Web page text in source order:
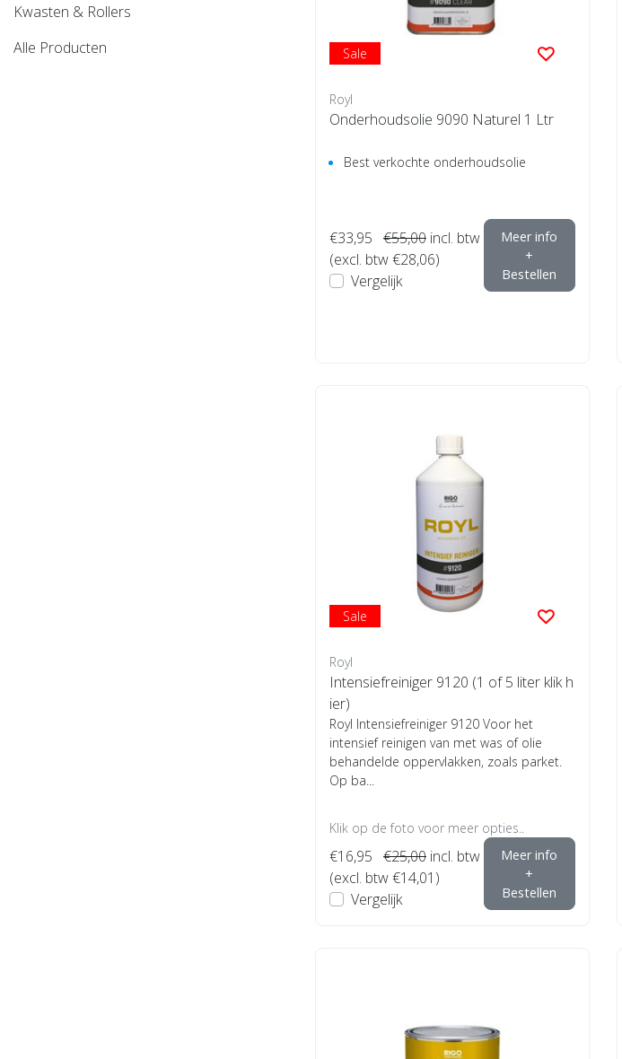
Kwasten & Rollers
Alle Producten
Sale
Royl
Onderhoudsolie 9090 Naturel 1 Ltr
Best verkochte onderhoudsolie
€33,95 €55,00 incl. btw
(excl. btw €28,06)
Vergelijk
Meer info
+
Bestellen
Sale
Royl
Intensiefreiniger 9120 (1 of 5 liter klik h
ier)
Royl Intensiefreiniger 9120 Voor het
intensief reinigen van met was of olie
behandelde oppervlakken, zoals parket.
Op ba...
Klik op de foto voor meer opties..
€16,95 €25,00 incl. btw
(excl. btw €14,01)
Vergelijk
Meer info
+
Bestellen